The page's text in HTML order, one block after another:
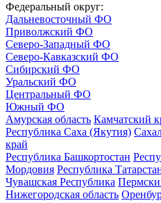
Федеральный округ:
Дальневосточный ФО
Приволжский ФО
Северо-Западный ФО
Северо-Кавказский ФО
Сибирский ФО
Уральский ФО
Центральный ФО
Южный ФО
Амурская область Камчатский
Республика Саха (Якутия)
край
Республика Башкортостан
Мордовия Республика
Чувашская Республика
Нижегородская область